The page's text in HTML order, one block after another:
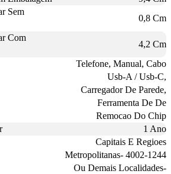
Sem
0,8 Cm
Com
4,2 Cm
Telefone, Manual, Cabo
Usb-A / Usb-C,
Carregador De Parede,
Ferramenta De De
Remocao Do Chip
1 Ano
Capitais E Regioes
Metropolitanas- 4002-1244
Ou Demais Localidades-